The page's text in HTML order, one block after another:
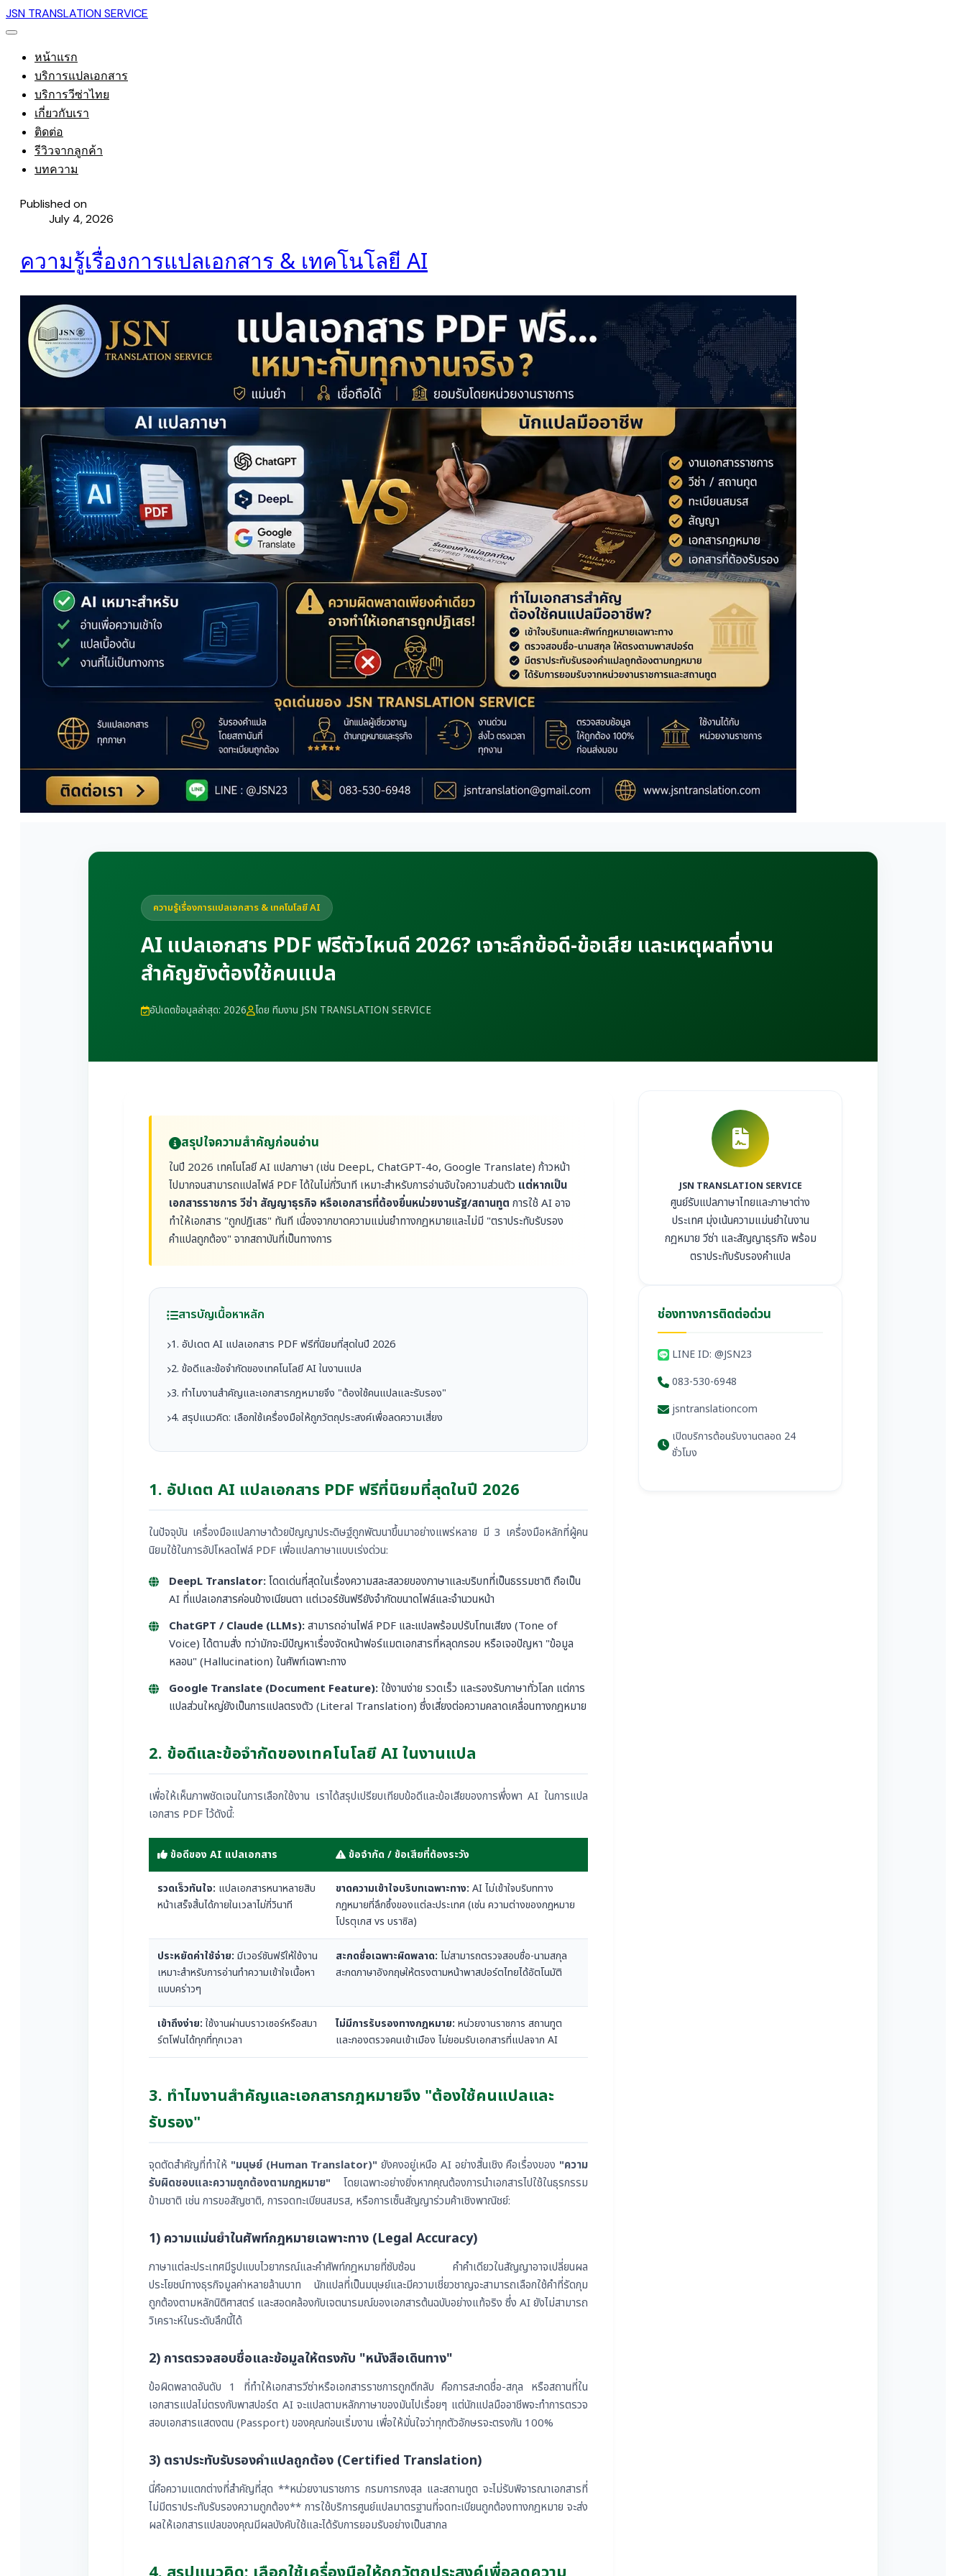
JSN TRANSLATION SERVICE
หน้าแรก
บริการแปลเอกสาร
บริการวีซ่าไทย
เกี่ยวกับเรา
ติดต่อ
รีวิวจากลูกค้า
บทความ
Published on
July 4, 2026
ความรู้เรื่องการแปลเอกสาร & เทคโนโลยี AI